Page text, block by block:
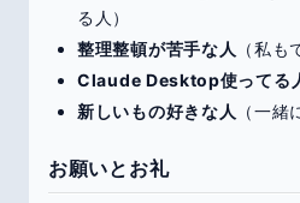
る人）
整理整頓が苦手な人
（私も
Claude Desktop使ってる
新しいもの好きな人
（一緒
お願いとお礼